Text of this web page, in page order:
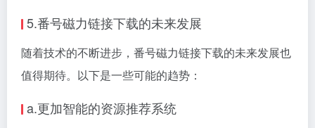
5.番号磁力链接下载的未来发展
随着技术的不断进步，番号磁力链接下载的未来发展也
值得期待。以下是一些可能的趋势：
a.更加智能的资源推荐系统